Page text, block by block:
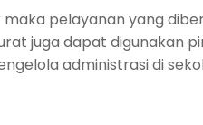
pelayanan yang
juga dapat
administrasi di